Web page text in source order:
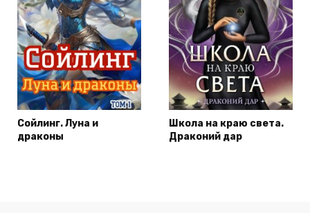
Сойлинг. Луна и
драконы
Школа на краю света.
Драконий дар